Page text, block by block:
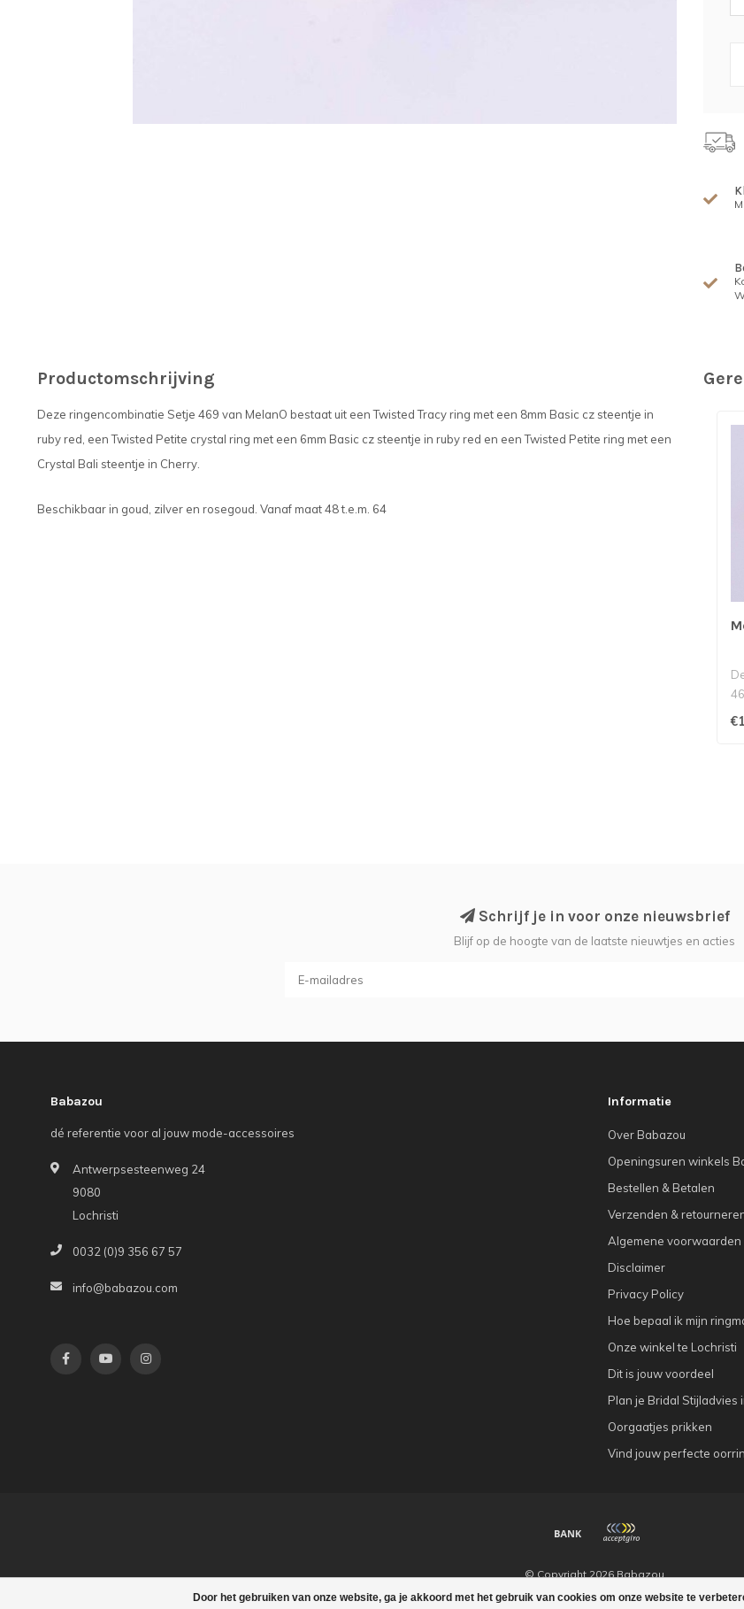
Productomschrijving
Deze ringencombinatie Setje 469 van MelanO bestaat uit een Twisted Tracy ring met een 8mm Basic cz steentje in
ruby red, een Twisted Petite crystal ring met een 6mm Basic cz steentje in ruby red en een Twisted Petite ring met een
Crystal Bali steentje in Cherry.
Beschikbaar in goud, zilver en rosegoud. Vanaf maat 48 t.e.m. 64
Door het gebruiken van onze website, ga je akkoord met het gebruik van cookies om onze website te
Schrijf je in voor onze nieuwsbrief
Blijf op de hoogte van de laatste nieuwtjes en acties
Babazou
dé referentie voor al jouw mode-accessoires
Antwerpsesteenweg 24
9080
Lochristi
0032 (0)9 356 67 57
info@babazou.com
Informatie
Over Babazou
Openingsuren winkels
Bestellen & Betalen
Verzenden &
Algemene voorwaarden
Disclaimer
Privacy Policy
Hoe bepaal ik mijn
Onze winkel te Lochristi
Dit is jouw voordeel
Plan je Bridal Stijladvies
Oorgaatjes prikken
Vind jouw perfecte
© Copyright 2026 Babazou